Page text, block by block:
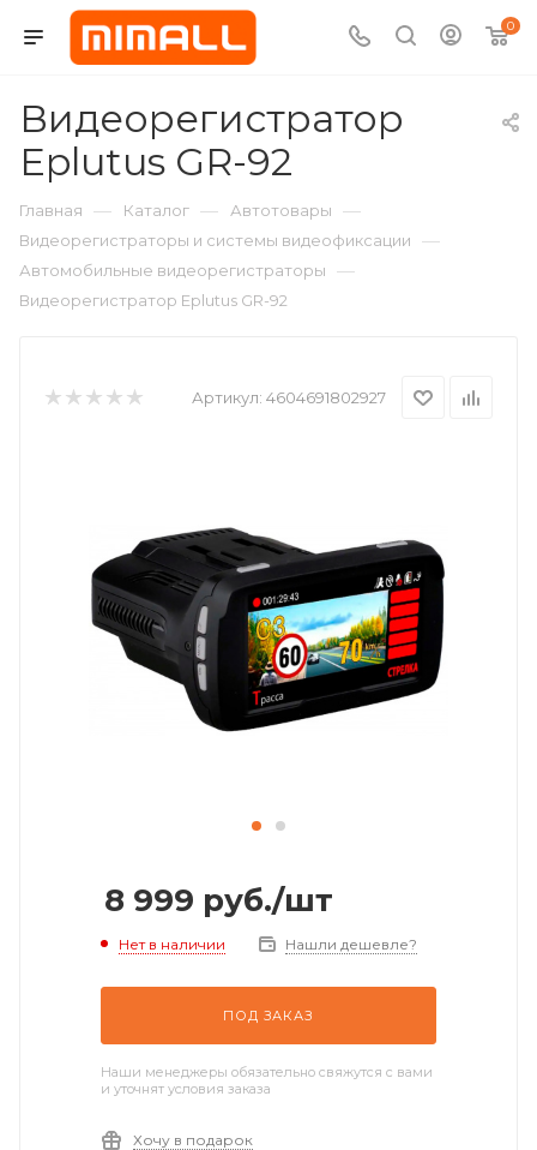
0
Видеорегистратор
Eplutus GR-92
Главная — Каталог — Автотовары —
Видеорегистраторы и системы видеофиксации —
Автомобильные видеорегистраторы —
Видеорегистратор Eplutus GR-92
Артикул: 4604691802927
8 999 руб./шт
Нет в наличии Нашли дешевле?
ПОД ЗАКАЗ
Наши менеджеры обязательно свяжутся с вами
и уточнят условия заказа
Хочу в подарок